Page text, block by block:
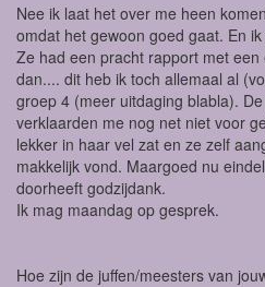
Nee ik laat het over me heen
omdat het gewoon goed gaat. En
Ze had een pracht rapport met
dan.... dit heb ik toch allemaal al
groep 4 (meer uitdaging blabla).
verklaarden me nog net niet voor
lekker in haar vel zat en ze zelf
makkelijk vond. Maargoed nu
doorheeft godzijdank.
Ik mag maandag op gesprek.
Hoe zijn de juffen/meesters van